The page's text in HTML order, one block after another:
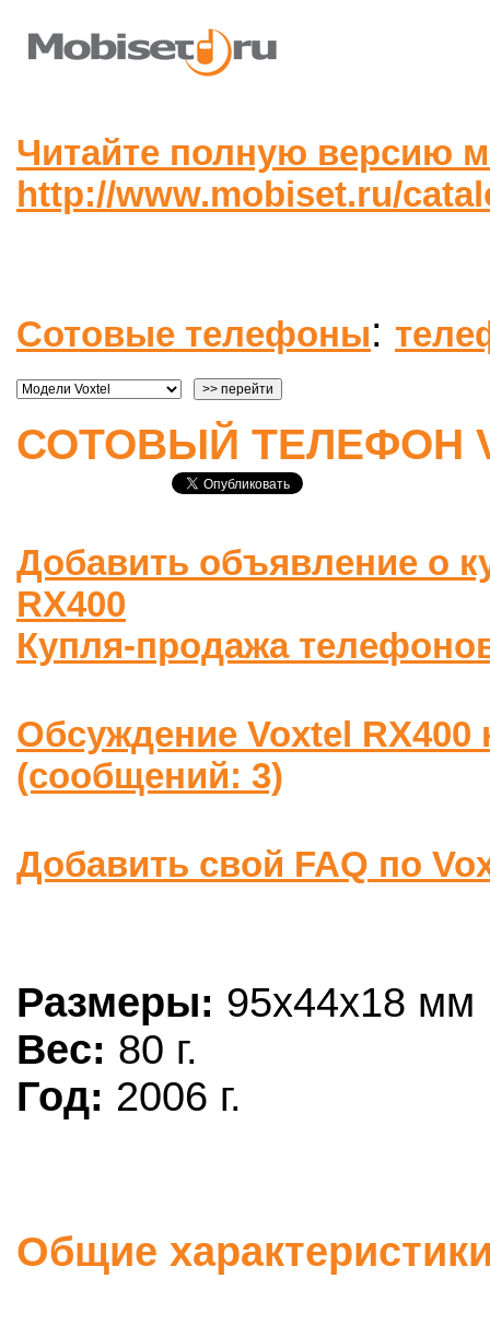
Читайте полную версию
http://www.mobiset.ru/
Сотовые телефоны:
СОТОВЫЙ ТЕЛЕФОН
Добавить объявление о
RX400
Купля-продажа
Обсуждение Voxtel
(сообщений: 3)
Добавить свой FAQ по
Размеры: 95x44x18 мм
Вес: 80 г.
Год: 2006 г.
Общие